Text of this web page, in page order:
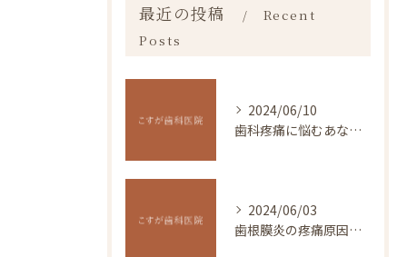
最近の投稿
Recent
Posts
2024/06/10
歯科疼痛に悩むあなたへ。痛みの原因や対処法を伝授！
2024/06/03
歯根膜炎の疼痛原因は中枢性感作です、正しい治療法はあまり知られていません。